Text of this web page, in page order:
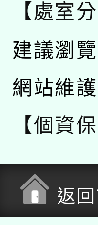
【處室
建議瀏
網站維
【個資
返